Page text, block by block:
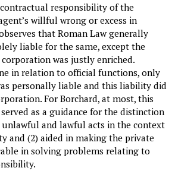
responsibility of the
willful wrong or excess in
that Roman Law generally
liable for the same, except the
was justly enriched.
in relation to official functions, only
personally liable and this liability did
For Borchard, at most, this
as a guidance for the distinction
and lawful acts in the context
and (2) aided in making the private
in solving problems relating to